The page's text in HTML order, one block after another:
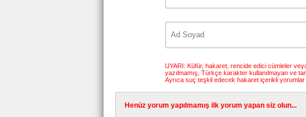
UYARI: Küfür, hakaret, rencide edici cümleler
yazılmamış, Türkçe karakter kullanılmayan ve
Ayrıca suç teşkil edecek hakaret içerikli yorumlar
Henüz yorum yapılmamış ilk yorum yapan siz olun...